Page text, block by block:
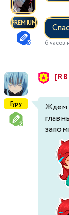
PREMIUM
6 часов
Гуру
Ждем